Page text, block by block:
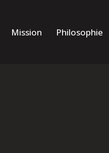
Mission Philosophie